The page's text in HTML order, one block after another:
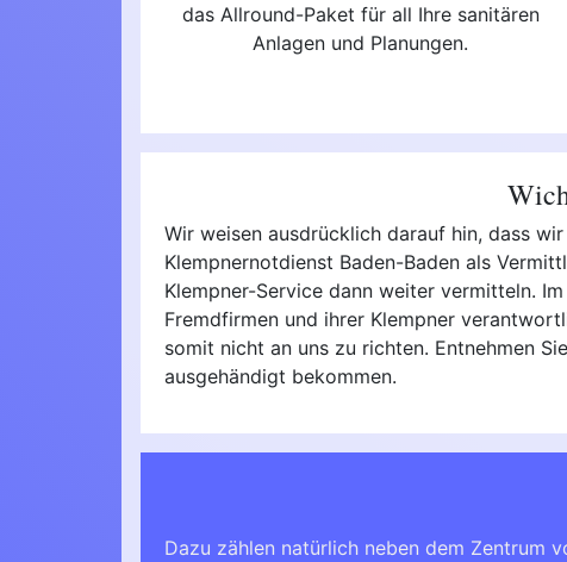
das Allround-Paket für all Ihre sanitären
Anlagen und Planungen.
Wir weisen ausdrücklich darauf hin, dass
Klempnernotdienst Baden-Baden als
Klempner-Service dann weiter vermitteln.
Fremdfirmen und ihrer Klempner
somit nicht an uns zu richten. Entnehmen
ausgehändigt bekommen.
Dazu zählen natürlich neben dem Zentrum